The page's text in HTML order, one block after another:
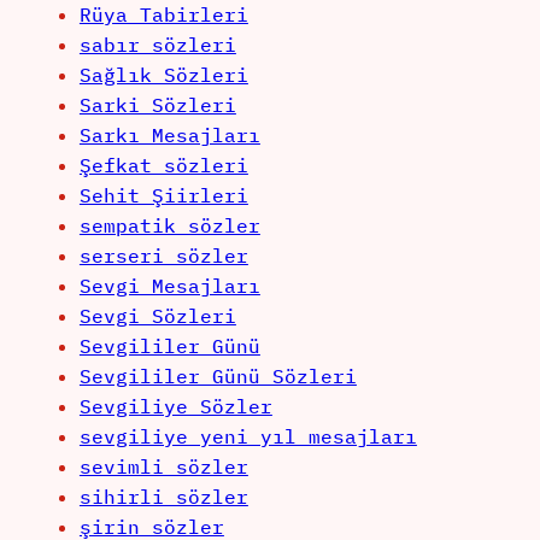
Rüya Tabirleri
sabır sözleri
Sağlık Sözleri
Sarki Sözleri
Sarkı Mesajları
Şefkat sözleri
Sehit Şiirleri
sempatik sözler
serseri sözler
Sevgi Mesajları
Sevgi Sözleri
Sevgililer Günü
Sevgililer Günü Sözleri
Sevgiliye Sözler
sevgiliye yeni yıl mesajları
sevimli sözler
sihirli sözler
şirin sözler